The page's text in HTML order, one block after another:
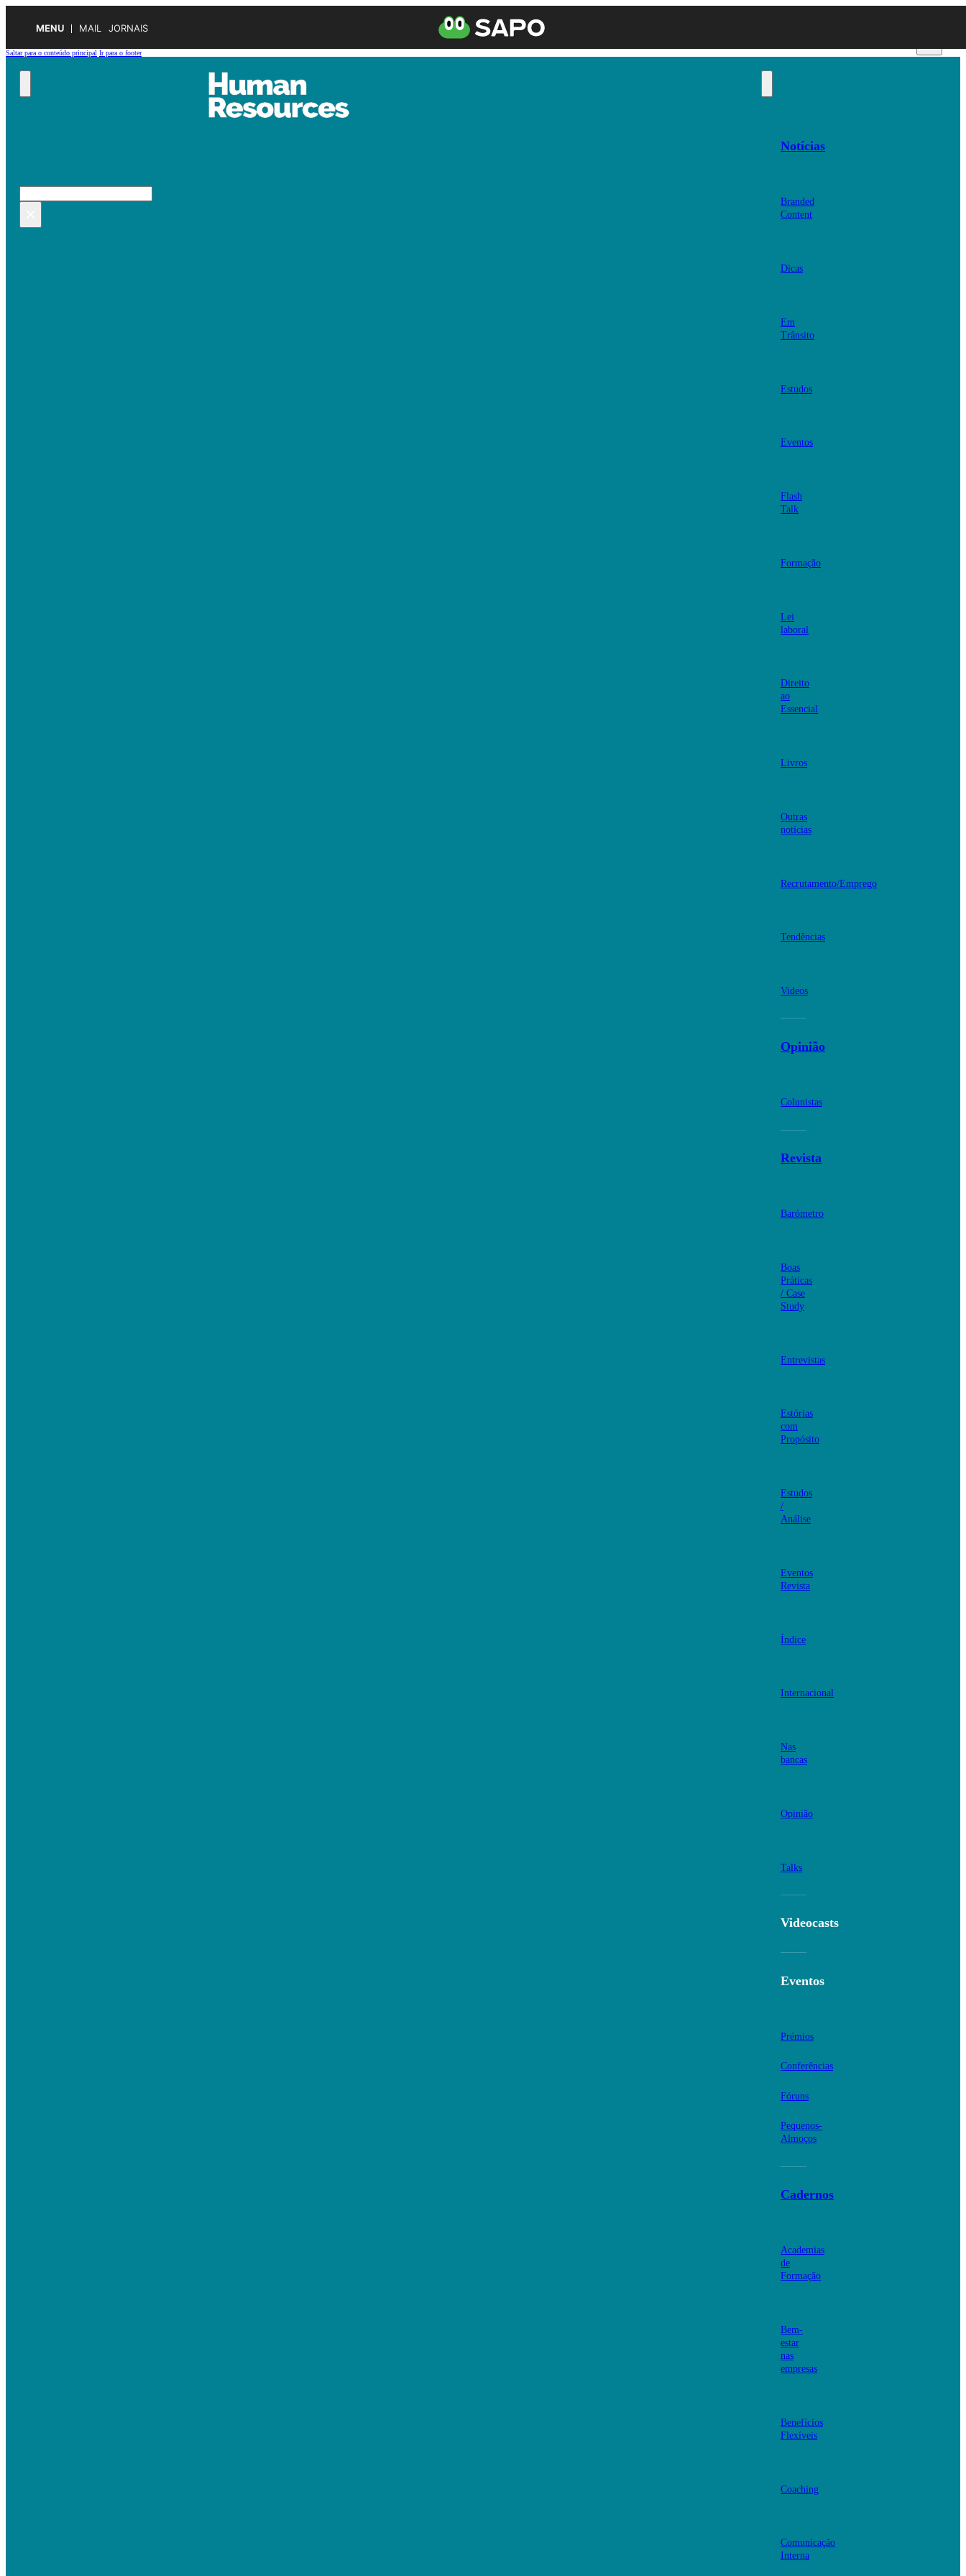
MENU MAIL JORNAIS
Saltar para o conteúdo principal Ir para o footer
Pesquisar
Notícias
Branded
Content
Dicas
Em
Trânsito
Estudos
Eventos
Flash
Talk
Formação
Lei
laboral
Direito
ao
Essencial
Livros
Outras
notícias
Recrutamento/Emprego
Tendências
Videos
Opinião
Colunistas
Revista
Barómetro
Boas
Práticas
/ Case
Study
Entrevistas
Estórias
com
Propósito
Estudos
/
Análise
Eventos
Revista
Índice
Internacional
Nas
bancas
Opinião
Talks
Videocasts
Eventos
Prémios
Conferências
Fóruns
Pequenos-
Almoços
Cadernos
Academias
de
Formação
Bem-
estar
nas
empresas
Benefícios
Flexíveis
Coaching
Comunicação
Interna